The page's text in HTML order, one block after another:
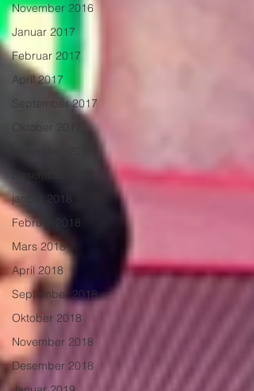
November 2016
Januar 2017
Februar 2017
April 2017
September 2017
Oktober 2017
Desember 2017
januar 2018
Februar 2018
Mars 2018
April 2018
September 2018
Oktober 2018
November 2018
Desember 2018